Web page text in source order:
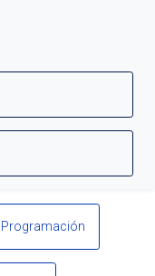
Programación